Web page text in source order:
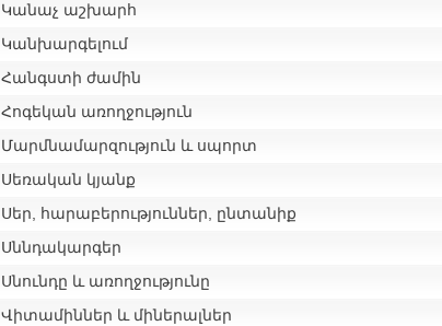
Կանաչ աշխարհ
Կանխարգելում
Հանգստի ժամին
Հոգեկան առողջություն
Մարմնամարզություն և սպորտ
Սեռական կյանք
Սեր, հարաբերություններ, ընտանիք
Սննդակարգեր
Սնունդը և առողջությունը
Վիտամիններ և միներալներ